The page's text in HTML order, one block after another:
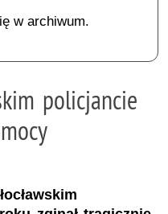
w archiwum.
policjancie